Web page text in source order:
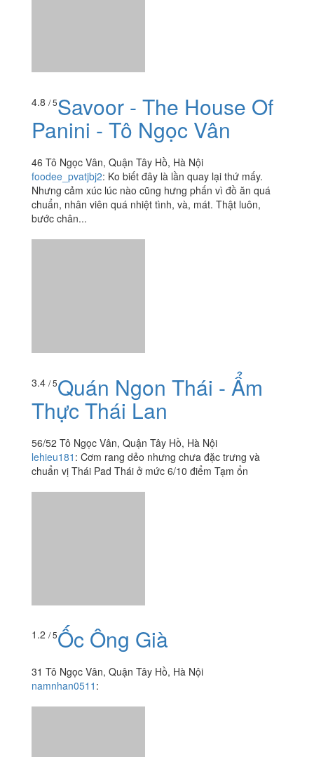
foodee_pvatjbj2:Ko biết đây là lần quay lại thứ mấy.
chuẩn, nhân viên quá nhiệt tình, và, mát. Thật luôn,
bước chân...
3.4/ 5Quán Ngon Thái - Ẩm
Thực Thái Lan
lehieu181:Cơm rang dẻo nhưng chưa đặc trưng và
1.2 / 5 Ốc Ông Già
31 Tô Ngọc Vân, Quận Tây Hồ, Hà Nội
namnhan0511:
4.2 / 5Nhà Hàng Rừng -
Forest Restaurant
foodee_8a4zytbz:タイ湖の近くにある隠れ家的レストラ